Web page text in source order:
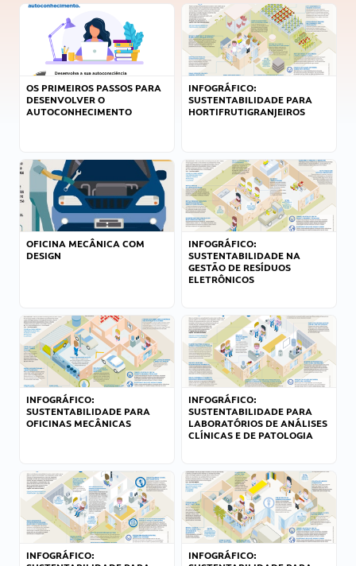
OS PRIMEIROS PASSOS PARA
DESENVOLVER O
AUTOCONHECIMENTO
INFOGRÁFICO:
SUSTENTABILIDADE PARA
HORTIFRUTIGRANJEIROS
OFICINA MECÂNICA COM
DESIGN
INFOGRÁFICO:
SUSTENTABILIDADE NA
GESTÃO DE RESÍDUOS
ELETRÔNICOS
INFOGRÁFICO:
SUSTENTABILIDADE PARA
OFICINAS MECÂNICAS
INFOGRÁFICO:
SUSTENTABILIDADE PARA
LABORATÓRIOS DE ANÁLISES
CLÍNICAS E DE PATOLOGIA
INFOGRÁFICO:
INFOGRÁFICO: